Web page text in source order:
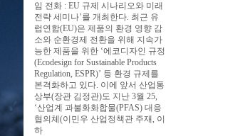
임 전화 : EU 규제 시나리오와 미래
전략 세미나’를 개최한다. 최근 유
럽연합(EU)은 제품의 환경 영향 감
소와 순환경제 전환을 위해 지속가
능한 제품을 위한 ‘에코디자인 규정
(Ecodesign for Sustainable Products
Regulation, ESPR)’ 등 환경 규제를
본격화하고 있다. 이에 앞서 산업통
상부(장관 김정관)도 지난 3월 25,
‘산업계 과불화화합물(PFAS) 대응
협의체(이민우 산업정책관 주재, 이
하